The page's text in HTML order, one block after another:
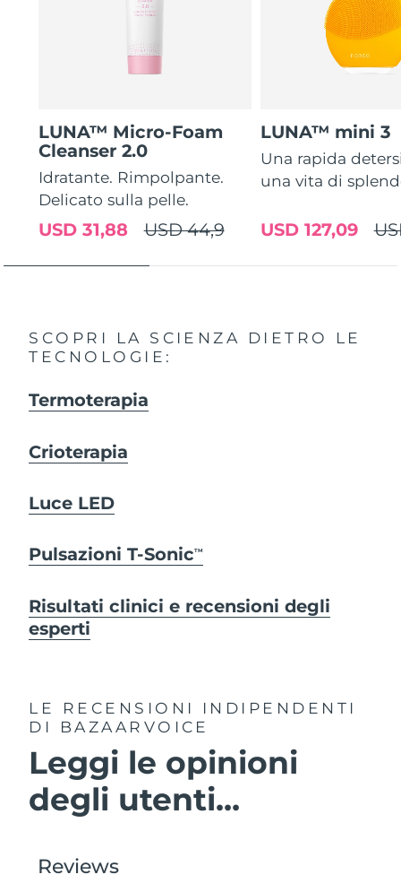
LUNA™ Micro-Foam
Cleanser 2.0
Idratante. Rimpolpante.
Delicato sulla pelle.
USD 44,9
USD 31,88
LUNA™ mini 3
Una rapida
una vita di
USD 127,09
SCOPRI LA SCIENZA DIETRO LE
TECNOLOGIE:
Termoterapia
Crioterapia
Luce LED
Pulsazioni T-SonicTM
Risultati clinici e recensioni degli
esperti
LE RECENSIONI INDIPENDENTI
DI BAZAARVOICE
Leggi le opinioni
degli utenti...